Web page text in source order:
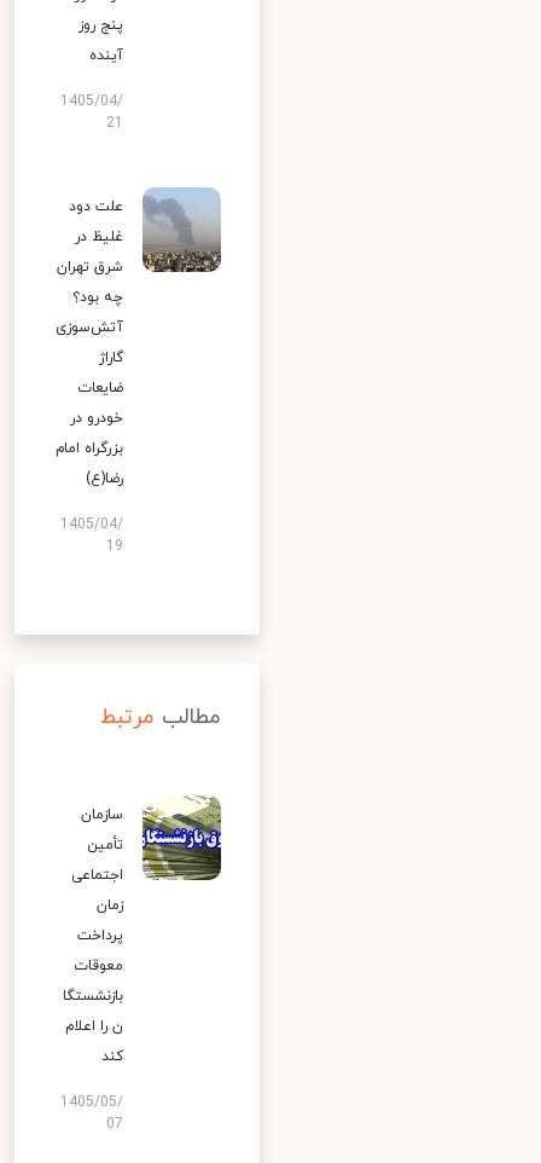
پنج روز
آینده
1405/04/
علت دود
غلیظ در
شرق تهران
چه بود؟
آتش‌سوزی
گاراژ
ضایعات
خودرو در
بزرگراه امام
رضا(ع)
1405/04/
19
مطالب مرتبط
سازمان
تأمین
اجتماعی
زمان
پرداخت
معوقات
بازنشستگا
ن را اعلام
کند
1405/05/
07